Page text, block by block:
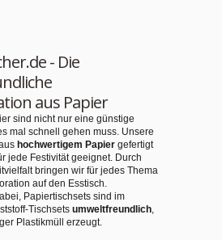
- Die
aus Papier
sind nicht nur eine günstige
mal schnell gehen muss. Unsere
hochwertigem Papier gefertigt
jede Festivität geeignet. Durch
bringen wir für jedes Thema
auf den Esstisch.
Papiertischsets sind im
Tischsets umweltfreundlich,
Plastikmüll erzeugt.